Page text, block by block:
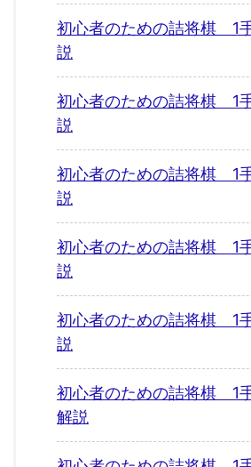
初心者のための詰将棋 1
説
初心者のための詰将棋 1
説
初心者のための詰将棋 1
説
初心者のための詰将棋 1
説
初心者のための詰将棋 1
説
初心者のための詰将棋 1
解説